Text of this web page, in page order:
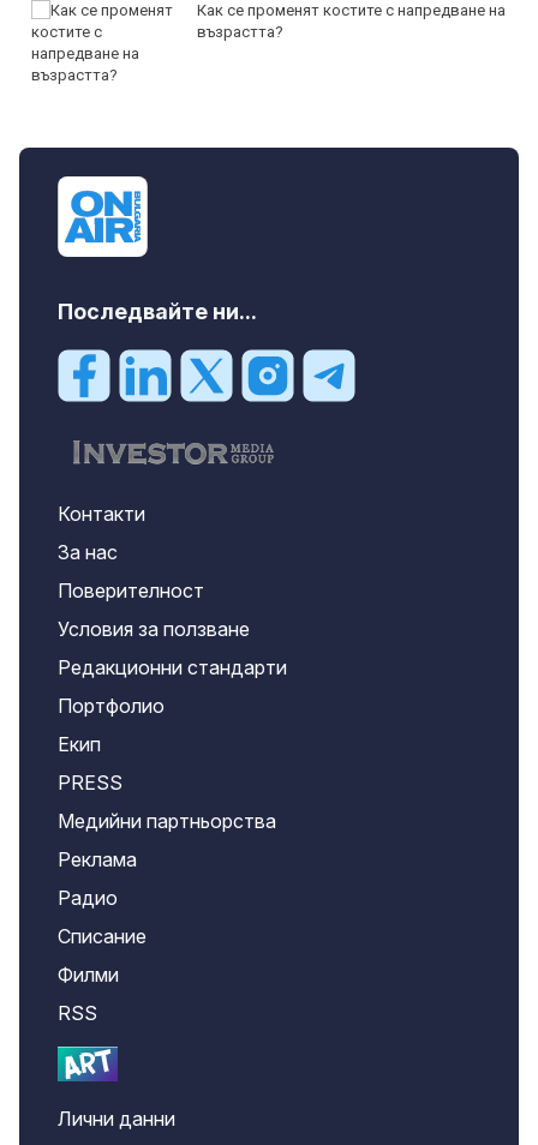
Как се променят костите с напредване на
възрастта?
Последвайте ни...
Контакти
За нас
Поверителност
Условия за ползване
Редакционни стандарти
Портфолио
Екип
PRESS
Медийни партньорства
Реклама
Радио
Списание
Филми
RSS
Лични данни